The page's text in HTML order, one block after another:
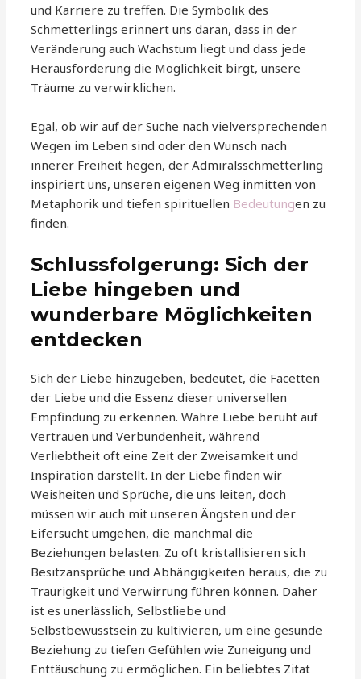
und Karriere zu treffen. Die Symbolik des
Schmetterlings erinnert uns daran, dass in der
Veränderung auch Wachstum liegt und dass jede
Herausforderung die Möglichkeit birgt, unsere
Träume zu verwirklichen.
Egal, ob wir auf der Suche nach vielversprechenden
Wegen im Leben sind oder den Wunsch nach
innerer Freiheit hegen, der Admiralsschmetterling
inspiriert uns, unseren eigenen Weg inmitten von
Metaphorik und tiefen spirituellen Bedeutungen zu
finden.
Schlussfolgerung: Sich der
Liebe hingeben und
wunderbare Möglichkeiten
entdecken
Sich der Liebe hinzugeben, bedeutet, die Facetten
der Liebe und die Essenz dieser universellen
Empfindung zu erkennen. Wahre Liebe beruht auf
Vertrauen und Verbundenheit, während
Verliebtheit oft eine Zeit der Zweisamkeit und
Inspiration darstellt. In der Liebe finden wir
Weisheiten und Sprüche, die uns leiten, doch
müssen wir auch mit unseren Ängsten und der
Eifersucht umgehen, die manchmal die
Beziehungen belasten. Zu oft kristallisieren sich
Besitzansprüche und Abhängigkeiten heraus, die zu
Traurigkeit und Verwirrung führen können. Daher
ist es unerlässlich, Selbstliebe und
Selbstbewusstsein zu kultivieren, um eine gesunde
Beziehung zu tiefen Gefühlen wie Zuneigung und
Enttäuschung zu ermöglichen. Ein beliebtes Zitat